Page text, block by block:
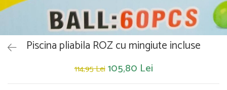
Papusi si accesorii
Trenulete si masinute
Unelte si bancuri de lucru
Piscina pliabila ROZ cu mingiute incluse
114,95 Lei 105,80 Lei